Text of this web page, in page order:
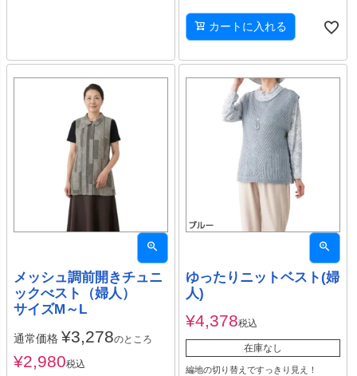
カートに入れる
メッシュ調前開きチュニ
ックべスト（婦人）
サイズM～L
通常価格 ¥3,278のところ
¥2,980税込
ゆったりニットベスト(婦
人)
¥4,378税込
在庫なし
編地の切り替えですっきり見え！